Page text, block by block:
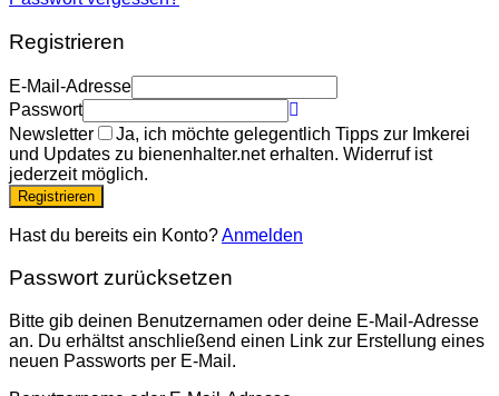
Registrieren
E-Mail-Adresse
Passwort
Newsletter
Ja, ich möchte gelegentlich Tipps zur Imkerei
und Updates zu bienenhalter.net erhalten. Widerruf ist
jederzeit möglich.
Registrieren
Hast du bereits ein Konto?Anmelden
Passwort zurücksetzen
Bitte gib deinen Benutzernamen oder deine E-Mail-Adresse
an. Du erhältst anschließend einen Link zur Erstellung eines
neuen Passworts per E-Mail.